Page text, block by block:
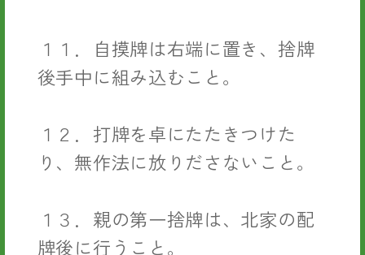
１１．自摸牌は右端に置き、捨牌
後手中に組み込むこと。
１２．打牌を卓にたたきつけた
り、無作法に放りださないこと。
１３．親の第一捨牌は、北家の配
牌後に行うこと。